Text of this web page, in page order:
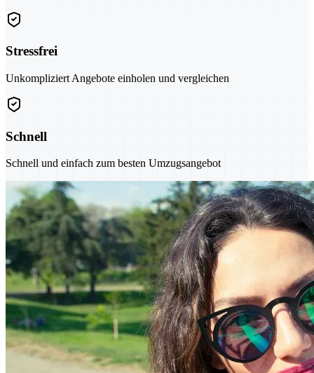
Stressfrei
Unkompliziert Angebote einholen und vergleichen
Schnell
Schnell und einfach zum besten Umzugsangebot